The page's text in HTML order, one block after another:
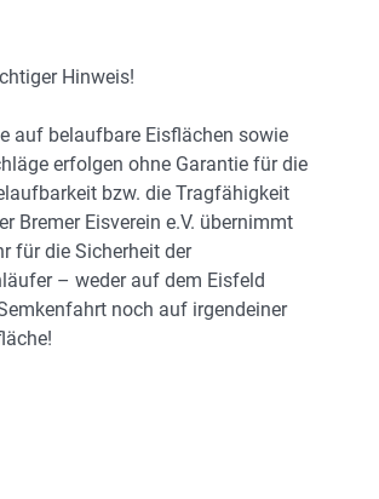
Hinweis!
auf belaufbare Eisflächen sowie
erfolgen ohne Garantie für die
bzw. die Tragfähigkeit
Bremer Eisverein e.V. übernimmt
für die Sicherheit der
– weder auf dem Eisfeld
noch auf irgendeiner